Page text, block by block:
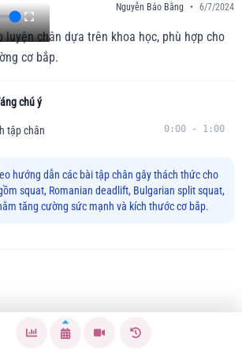
Nguyễn Bảo Bằng • 6/7/2024
luyện chân dựa trên khoa học, phù hợp cho
cơ bắp.
chú ý
tập chân 0:00 - 1:00
hướng dẫn các bài tập chân gây thách thức cho
squat, Romanian deadlift, Bulgarian split squat,
tăng cường sức mạnh và kích thước cơ bắp.
lượng nặng thường gây ra sự đau